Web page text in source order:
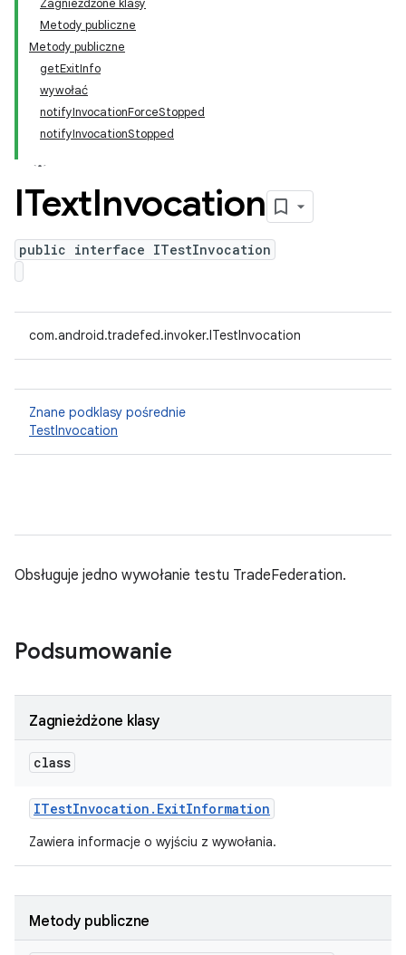
Zagnieżdżone klasy
Metody publiczne
Metody publiczne
getExitInfo
wywołać
notifyInvocationForceStopped
notifyInvocationStopped
ITextInvocation
public interface ITestInvocation
com.android.tradefed.invoker.ITestInvocation
Znane podklasy pośrednie
TestInvocation
Obsługuje jedno wywołanie testu TradeFederation.
Podsumowanie
Zagnieżdżone klasy
class
ITestInvocation . ExitInformation
Zawiera informacje o wyjściu z wywołania.
Metody publiczne